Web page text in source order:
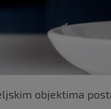
objektima